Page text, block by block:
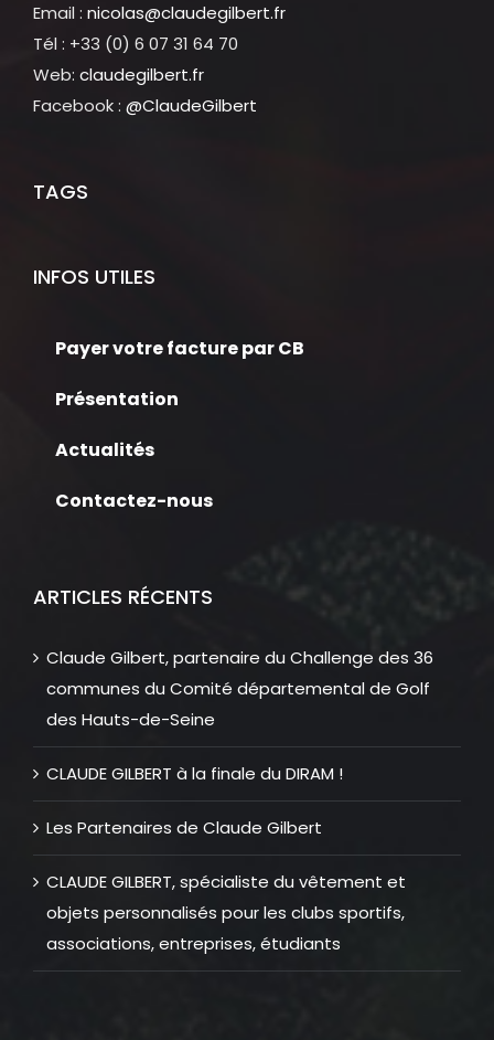
Email : nicolas@claudegilbert.fr
Tél : +33 (0) 6 07 31 64 70
Web: claudegilbert.fr
Facebook : @ClaudeGilbert
TAGS
INFOS UTILES
Payer votre facture par CB
Présentation
Actualités
Contactez-nous
ARTICLES RÉCENTS
Claude Gilbert, partenaire du Challenge des 36
communes du Comité départemental de Golf
des Hauts-de-Seine
CLAUDE GILBERT à la finale du DIRAM !
Les Partenaires de Claude Gilbert
CLAUDE GILBERT, spécialiste du vêtement et
objets personnalisés pour les clubs sportifs,
associations, entreprises, étudiants